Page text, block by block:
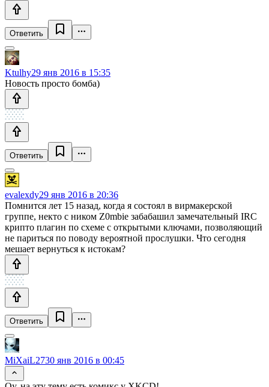
Ответить
Ktulhy29 янв 2016 в 15:35
Новость просто бомба)
Ответить
evalexdy29 янв 2016 в 20:36
Помнится лет 15 назад, когда я состоял в вирмакерской
группе, некто с ником Z0mbie забабашил замечательный IRC
крипто плагин по схеме с открытыми ключами, позволяющий
не париться по поводу вероятной прослушки. Что сегодня
мешает вернуться к истокам?
Ответить
MiXaiL2730 янв 2016 в 00:45